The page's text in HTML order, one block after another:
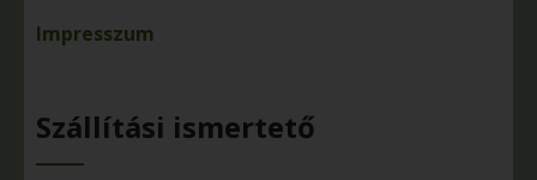
Impresszum
Szállítási ismertető